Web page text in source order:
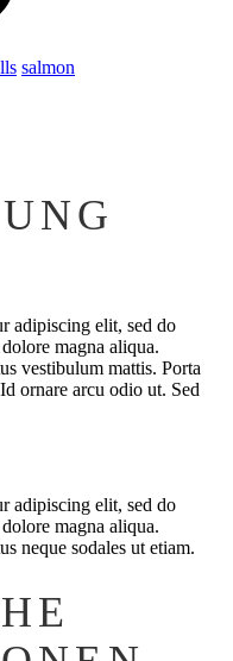
salmon
adipiscing elit, sed do
magna aliqua.
vestibulum mattis. Porta
ornare arcu odio ut. Sed
adipiscing elit, sed do
magna aliqua.
neque sodales ut etiam.